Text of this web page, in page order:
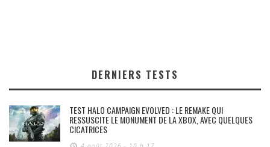
DERNIERS TESTS
TEST HALO CAMPAIGN EVOLVED : LE REMAKE QUI
RESSUSCITE LE MONUMENT DE LA XBOX, AVEC QUELQUES
CICATRICES